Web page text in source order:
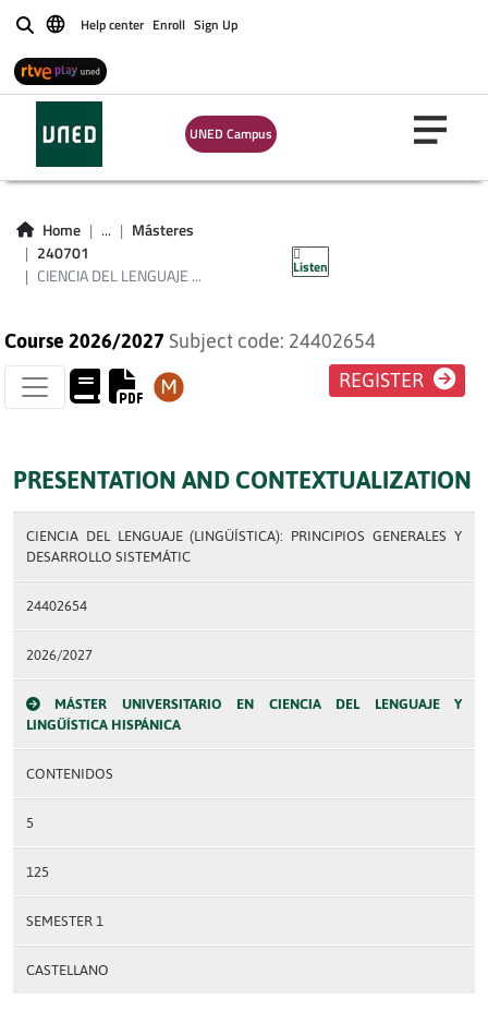
BuscarHelp center Enroll Sign Up
UNED Campus
Home ...
Másteres
240701
CIENCIA DEL LENGUAJE ...
Listen
(LINGÜÍSTICA):
PRINCIPIOS
GENERALES Y
DESARROLLO
SISTEMÁTIC
Course 2026/2027 Subject code: 24402654
REGISTER
PRESENTATION AND CONTEXTUALIZATION
CIENCIA DEL LENGUAJE (LINGÜÍSTICA): PRINCIPIOS GENERALES Y
DESARROLLO SISTEMÁTIC
24402654
2026/2027
MÁSTER UNIVERSITARIO EN CIENCIA DEL LENGUAJE Y
LINGÜÍSTICA HISPÁNICA
CONTENIDOS
5
125
SEMESTER 1
CASTELLANO